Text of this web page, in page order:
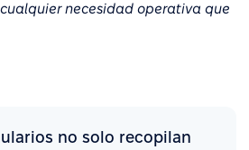
necesidad operativa que
no solo recopilan